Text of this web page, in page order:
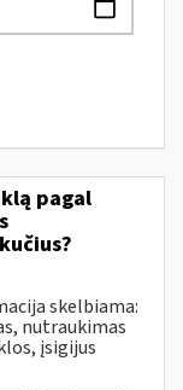
pagal
skelbiama:
nutraukimas
įsigijus